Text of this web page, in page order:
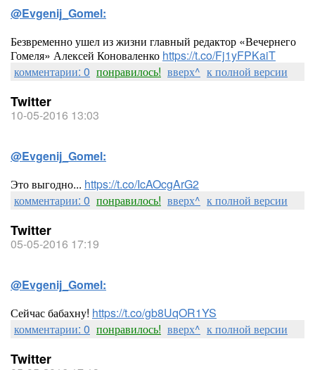
@Evgenij_Gomel:
Безвременно ушел из жизни главный редактор «Вечернего
Гомеля» Алексей Коноваленко https://t.co/Fj1yFPKaiT
комментарии: 0 понравилось! вверх^ к полной версии
Twitter
10-05-2016 13:03
@Evgenij_Gomel:
Это выгодно... https://t.co/IcAOcgArG2
комментарии: 0 понравилось! вверх^ к полной версии
Twitter
05-05-2016 17:19
@Evgenij_Gomel:
Сейчас бабахну! https://t.co/gb8UqOR1YS
комментарии: 0 понравилось! вверх^ к полной версии
Twitter